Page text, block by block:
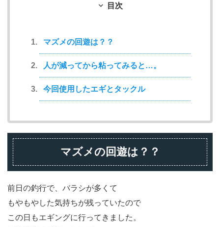
目次
マズメの回遊は？？
人が減ってから粘ってみると…。
今回使用したエギとタックル
マズメの回遊は？？
前日の釣行で、バラシが多くて
もやもやした気持ちが残っていたので
この日もエギングに行ってきました。